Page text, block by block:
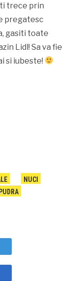
trece prin
pregatesc
gasiti toate
Lidl! Sa va fie
si iubeste!
NUCI